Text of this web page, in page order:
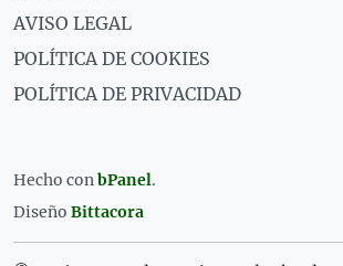
AVISO LEGAL
POLÍTICA DE COOKIES
POLÍTICA DE PRIVACIDAD
Hecho conbPanel.
Diseño Bittacora